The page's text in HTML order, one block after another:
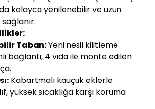
kolayca yenilenebilir ve uzun
Taban:Yeni nesil kilitleme
bağlantı, 4 vida ile monte edilen
Kabartmalı kauçuk eklerle
yüksek sıcaklığa karşı koruma